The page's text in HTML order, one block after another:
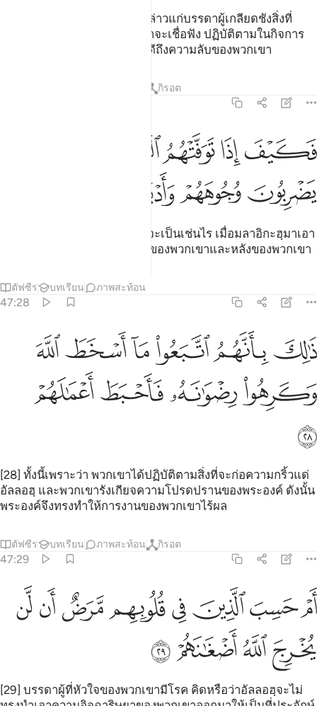
[26] ทั้งนี้เพราะว่าพวกเขาได้กล่าวแก่บรรดาผู้เกลียดชังสิ่งที่
อัลลอฮฺทรงประทานลงมาว่าเราจะเชื่อฟัง ปฏิบัติตามในกิจการ
บางอย่าง แต่อัลลอฮฺทรงทราบดีถึงความลับของพวกเขา
กิรอต
فكيف اذا توفتهم الملايكة يضربون وجوههم وادبارهم ٢٧
فَكَيْفَ إِذَا تَوَفَّتْهُمُ ٱلْمَلَـٰٓئِكَةُ يَضْرِبُونَ وُجُوهَهُمْ وَأَدْبَـٰرَهُمْ ٢٧
ﲪﲫﲬﲭ
ﲮﲯﲰ
[27] แล้ว (สภาพของพวกเขา) จะเป็นเช่นไร เมื่อมลาอิกะฮฺมาเอา
ชีวิตของพวกเขา โดยตีใบหน้าของพวกเขาและหลังของพวกเขา
ตัฟซีร บทเรียน ภาพสะท้อน
47:28
ذالك بانهم اتبعوا ما اسخط الله وكرهوا رضوانه فاحبط اعمالهم ٢٨
ذَٰلِكَ بِأَنَّهُمُ ٱتَّبَعُوا۟ مَآ أَسْخَطَ ٱللَّهَ وَكَرِهُوا۟ رِضْوَٰنَهُۥ فَأَحْبَطَ أَعْمَـٰلَهُمْ ٢٨
ﲲﲳﲴﲵﲶﲷ
ﲸﲹﲺﲻ
ﲼ
[28] ทั้งนี้เพราะว่า พวกเขาได้ปฏิบัติตามสิ่งที่จะก่อความกริ้วแด่
อัลลอฮฺ และพวกเขารังเกียจความโปรดปรานของพระองค์ ดังนั้น
พระองค์จึงทรงทำให้การงานของพวกเขาไร้ผล
ตัฟซีร บทเรียน ภาพสะท้อน กิรอต
47:29
ام حسب الذين في قلوبهم مرض ان لن يخرج الله اضغانهم ٢٩
أَمْ حَسِبَ ٱلَّذِينَ فِى قُلُوبِهِم مَّرَضٌ أَن لَّن يُخْرِجَ ٱللَّهُ أَضْغَـٰنَهُمْ ٢٩
ﲽﲾﲿﳀﳁﳂﳃﳄ
ﳅﳆﳇﳈ
[29] บรรดาผู้ที่หัวใจของพวกเขามีโรค คิดหรือว่าอัลลอฮฺจะไม่